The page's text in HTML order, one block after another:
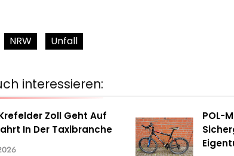
NRW Unfall
interessieren:
Zoll Geht Auf
In Der Taxibranche
POL-